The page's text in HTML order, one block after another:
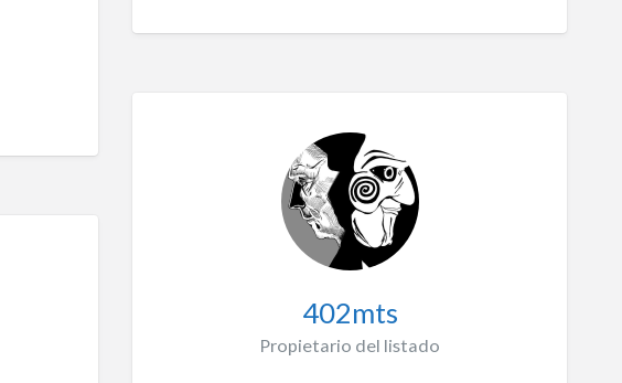
402mts
Propietario del listado